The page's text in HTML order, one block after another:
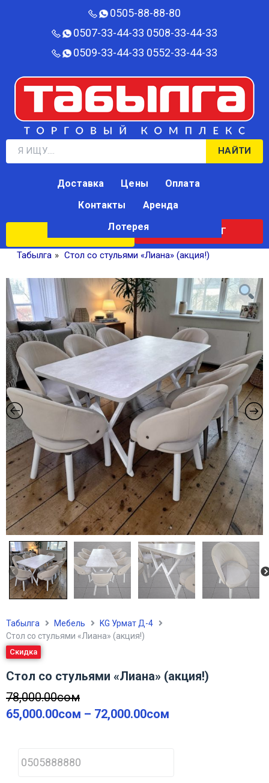
0505-88-88-80‬
0507-33-44-33 0508-33-44-33
0509-33-44-33 0552-33-44-33
НАЙТИ
КАТАЛОГ
Доставка Цены
Оплата
Контакты
Аренда
Лотерея
Табылга » Стол со стульями «Лиана» (акция!)
Табылга Мебель
KG Урмат Д-4
Стол со стульями «Лиана» (акция!)
Скидка
Стол со стульями «Лиана» (акция!)
78,000.00сом
65,000.00сом – 72,000.00сом
h
o